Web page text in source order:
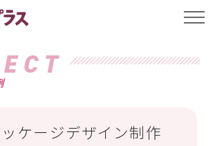
ハーストーリィプ
ケージデザイン制作
t
l